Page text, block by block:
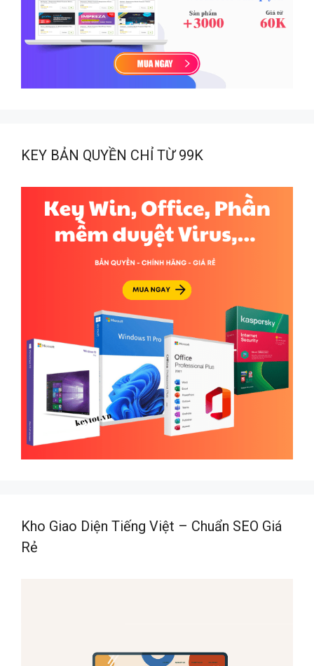
KEY BẢN QUYỀN CHỈ TỪ 99K
Kho Giao Diện Tiếng Việt – Chuẩn SEO Giá
Rẻ